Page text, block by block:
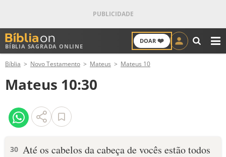
BÍBLIA SAGRADA ONLINE
DOAR ❤️
ANTIGO TESTAMENTO
NOVO TESTAMENTO
VERSÍCULOS
Bíblia Novo Testamento Mateus Mateus 10
Mateus 10:30
30 Até os cabelos da cabeça de vocês estão todos